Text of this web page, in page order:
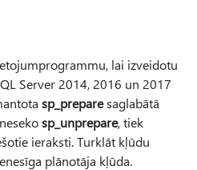
lai izveidotu
Server 2014, 2016 un 2017
sp_preparesaglabātā
sp_unprepare, tiek
ieraksti. Turklāt kļūdu
plānotāja kļūda.